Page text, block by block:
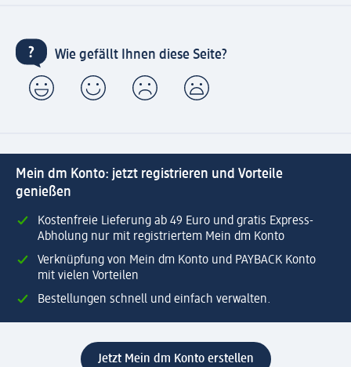
Wie gefällt Ihnen diese Seite?
Mein dm Konto: jetzt registrieren und Vorteile
genießen
Kostenfreie Lieferung ab 49 Euro und gratis Express-
Abholung nur mit registriertem Mein dm Konto
Verknüpfung von Mein dm Konto und PAYBACK Konto
mit vielen Vorteilen
Bestellungen schnell und einfach verwalten.
Jetzt Mein dm Konto erstellen